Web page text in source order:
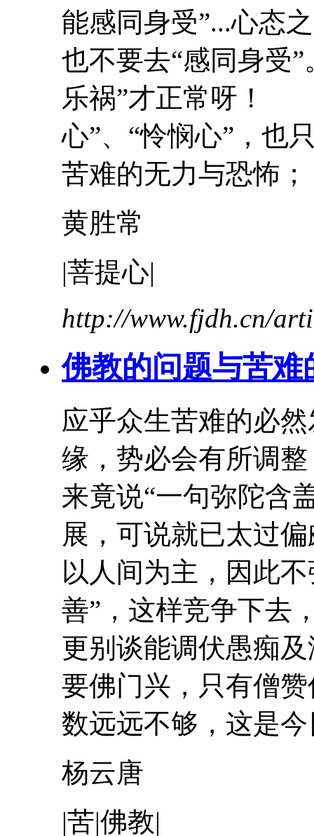
能感同身受”...心态
也不要去“感同身受
乐祸”才正常呀！
心”、“怜悯心”，
苦难的无力与恐
黄胜常
|菩提心|
http://www.fjdh.cn/
佛教的问题与苦难
应乎众生苦难的必
缘，势必会有所调
来竟说“一句弥陀含
展，可说就已太
以人间为主，因此
善”，这样竞争下去
更别谈能调伏愚痴
要佛门兴，只有僧
数远远不够，这是
杨云唐
|苦|佛教|